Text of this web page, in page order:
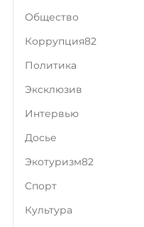
Общество
Коррупция82
Политика
Эксклюзив
Интервью
Досье
Экотуризм82
Cпорт
Культура